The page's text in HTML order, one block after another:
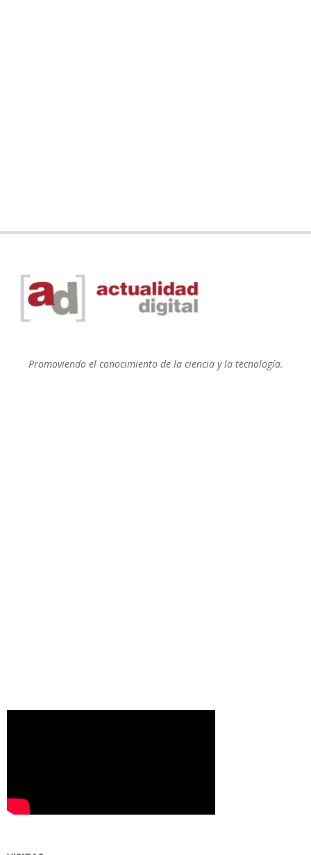
Promoviendo el conocimiento de la ciencia y la tecnología.